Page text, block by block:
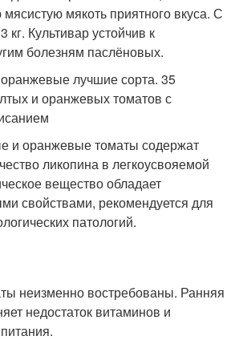
мякоть приятного вкуса. С
кг. Культивар устойчив к
болезням паслёновых.
и оранжевые томаты содержат
ликопина в легкоусвояемой
вещество обладает
свойствами, рекомендуется для
патологий.
неизменно востребованы. Ранняя
недостаток витаминов и